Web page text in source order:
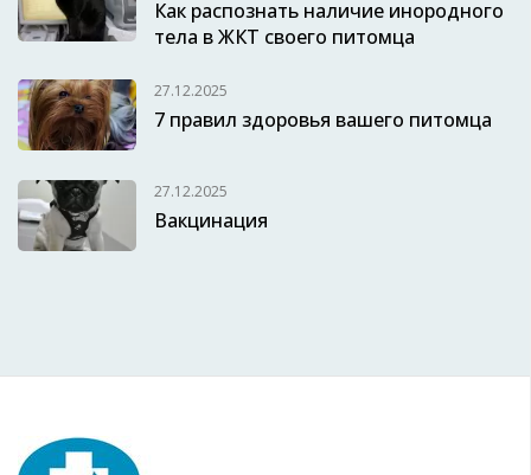
Как распознать наличие инородного
тела в ЖКТ своего питомца
27.12.2025
7 правил здоровья вашего питомца
27.12.2025
Вакцинация